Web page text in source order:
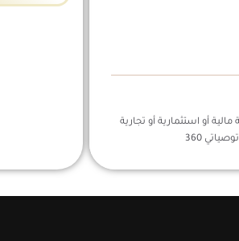
أو استثمارية أو تجارية
360